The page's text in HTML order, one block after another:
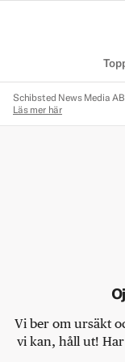
Schibsted News Media
Läs mer här
Vi ber om ursäkt
vi kan, håll ut!